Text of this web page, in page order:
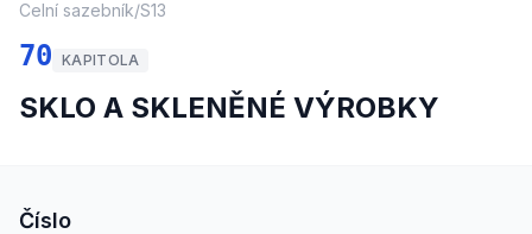
Celní sazebník/S13
70 KAPITOLA
SKLO A SKLENĚNÉ VÝROBKY
Číslo